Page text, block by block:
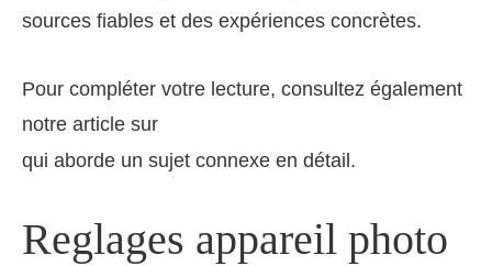
sources fiables et des expériences concrètes.
Pour compléter votre lecture, consultez également
notre article sur
qui aborde un sujet connexe en détail.
Reglages appareil photo